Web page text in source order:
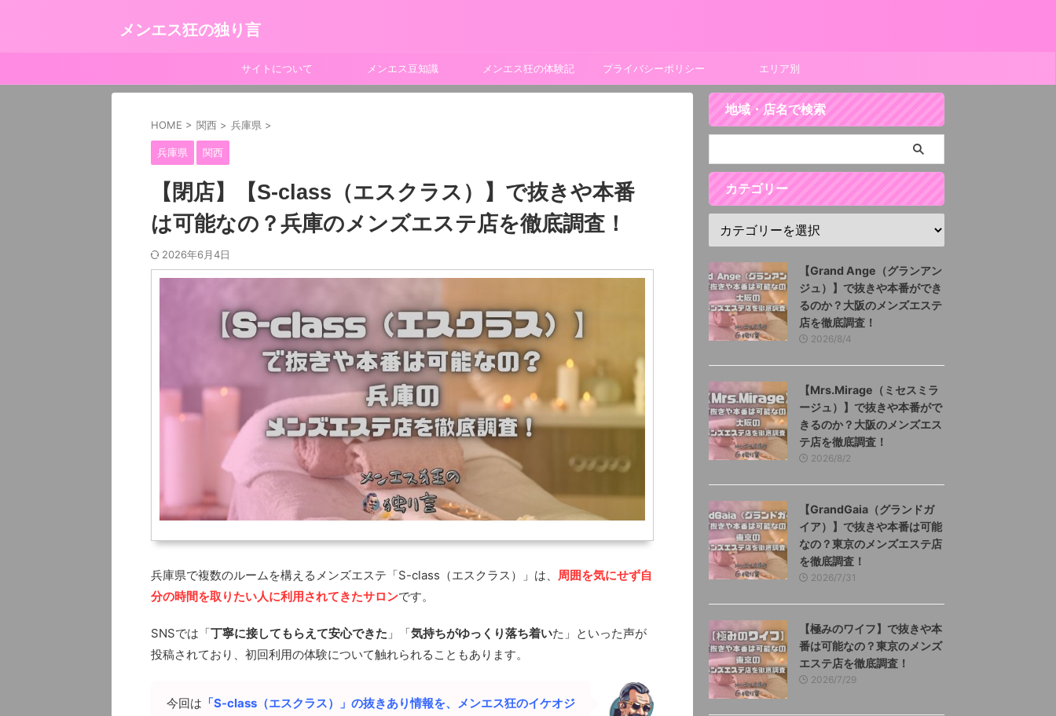
メンエス狂の独り言
サイトについて メンエス豆知識 メンエス狂の体験記 プライバシーポリシー エリア別
HOME > 関西 > 兵庫県 >
兵庫県 関西
【閉店】【S-class（エスクラス）】で抜きや本番
は可能なの？兵庫のメンズエステ店を徹底調査！
2026年6月4日
兵庫県で複数のルームを構えるメンズエステ「S-class（エスクラス）」は、 周囲を気にせず自
分の時間を取りたい人に利用されてきたサロンです。
SNSでは「丁寧に接してもらえて安心できた 」「気持ちがゆっくり落ち着いた」といった声が
投稿されており、初回利用の体験について触れられることもあります。
今回は 「S-class（エスクラス）」の抜きあり情報を、メンエス狂のイケオジ
地域・店名で検索
カテゴリー
【Grand Ange（グランアン
ジュ）】で抜きや本番ができ
るのか？大阪のメンズエステ
店を徹底調査！
2026/8/4
【Mrs.Mirage（ミセスミラ
ージュ）】で抜きや本番がで
きるのか？大阪のメンズエス
テ店を徹底調査！
2026/8/2
【GrandGaia（グランドガ
イア）】で抜きや本番は可能
なの？東京のメンズエステ店
を徹底調査！
2026/7/31
【極みのワイフ】で抜きや本
番は可能なの？東京のメンズ
エステ店を徹底調査！
2026/7/29